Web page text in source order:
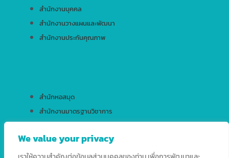
We value your privacy
สำนักงานบุคคล
สำนักงานวางแผนและพัฒนา
สำนักงานประกันคุณภาพ
สำนักหอสมุด
สำนักงานมาตรฐานวิชาการ